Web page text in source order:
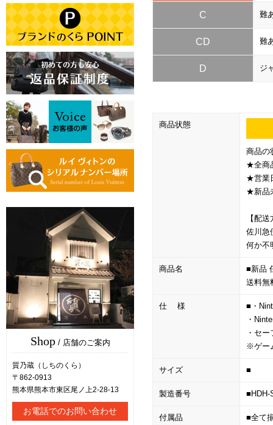
Shop/ 店舗のご案内
質乃蔵（しちのくら）
〒862-0913
熊本県熊本市東区尾ノ上2-28-13
お電話でのお問い合わせ
C 難
CD 難
D ジ
商品状態
商品の
★全商
★営業
★新品
【配
佐川急
何か不
商品名
■新品
送料無
仕 様
■・
・
・セ
※ゲー
サイズ ■
製造番号 ■HDH-
付属品
■全て